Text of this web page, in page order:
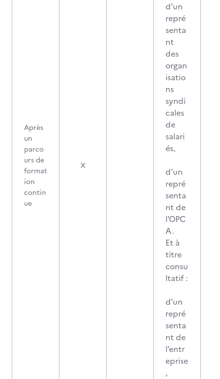
Après
un
parco
urs de
format
ion
contin
ue
X
d’un
repré
senta
nt
des
organ
isatio
ns
syndi
cales
de
salari
és,
d’un
repré
senta
nt de
l’OPC
A.
Et à
titre
consu
ltatif :
d’un
repré
senta
nt de
l’entr
eprise
,